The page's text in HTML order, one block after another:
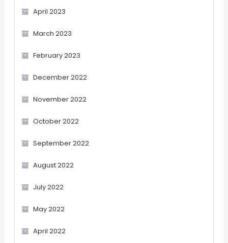
April 2023
March 2023
February 2023
December 2022
November 2022
October 2022
September 2022
August 2022
July 2022
May 2022
April 2022